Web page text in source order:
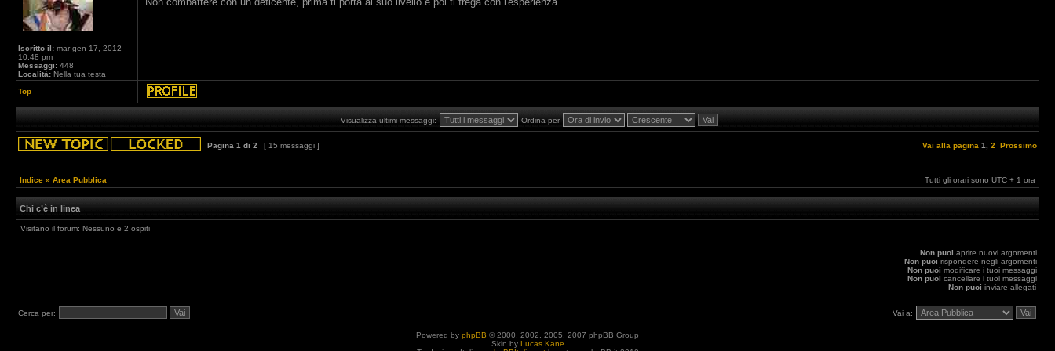
Iscritto il: mar gen 17, 2012
10:48 pm
Messaggi: 448
Località: Nella tua testa
Top
Visualizza ultimi messaggi: Ordina per
Pagina 1 di 2 [ 15 messaggi ] Vai alla pagina 1 2 Prossimo
Indice » Area Pubblica Tutti gli orari sono UTC + 1 ora
Chi c’è in linea
Visitano il forum: Nessuno e 2 ospiti
Non puoi aprire nuovi argomenti
Non puoi rispondere negli argomenti
Non puoi modificare i tuoi messaggi
Non puoi cancellare i tuoi messaggi
Non puoi inviare allegati
Cerca per: Vai a:
Powered by phpBB © 2000, 2002, 2005, 2007 phpBB Group
Skin by Lucas Kane